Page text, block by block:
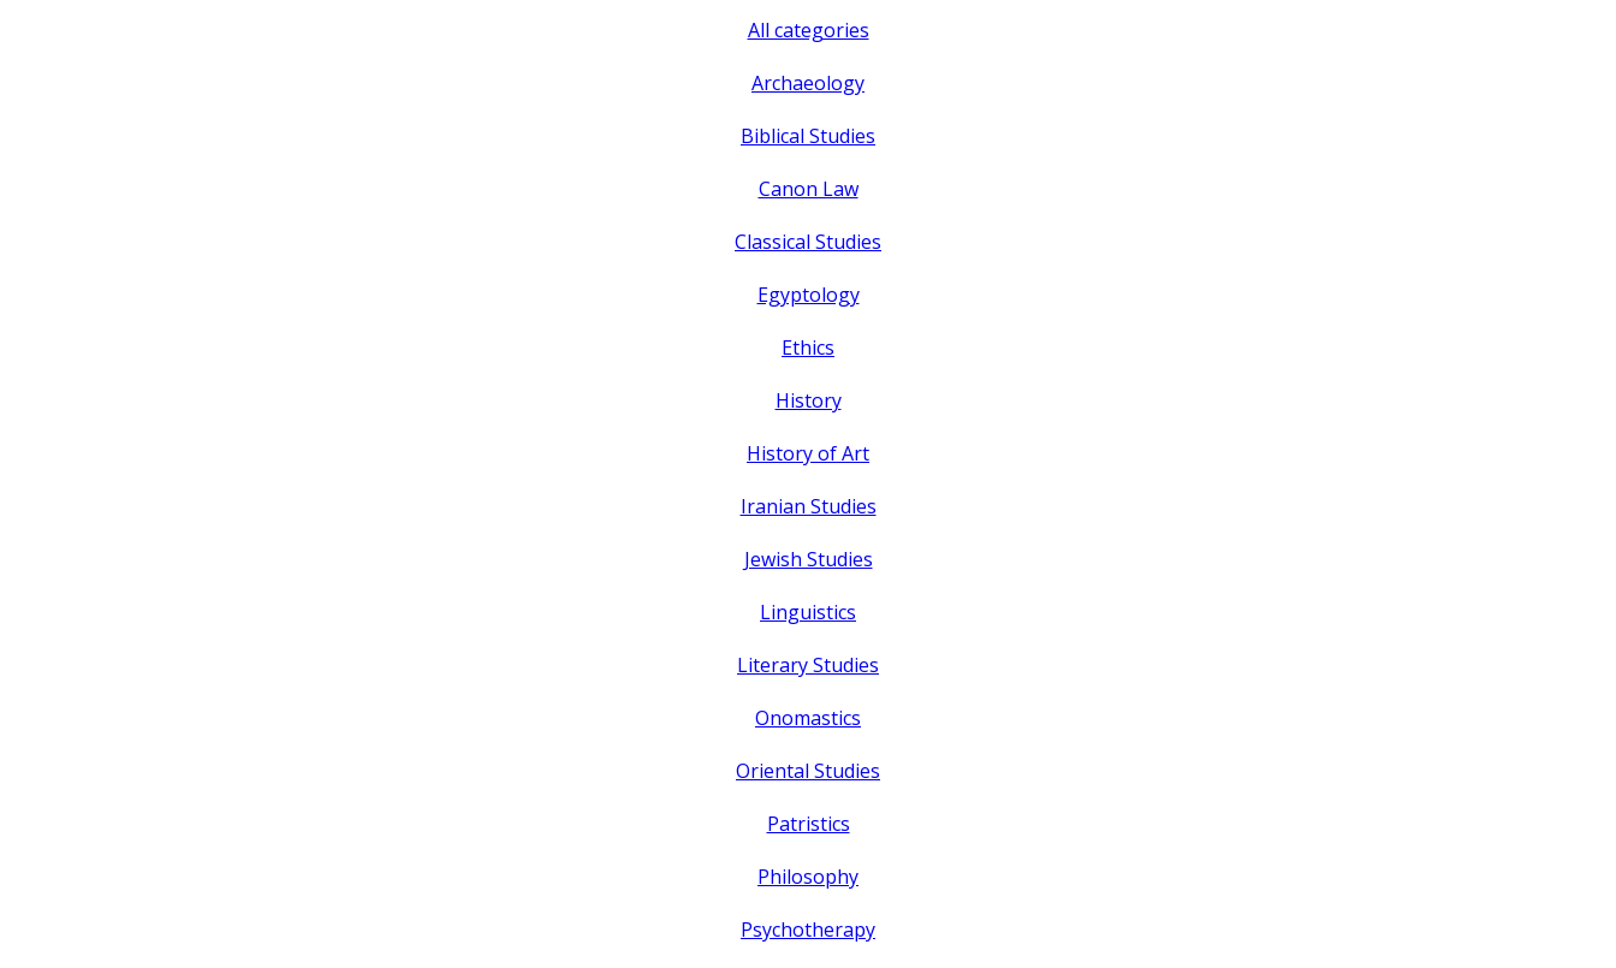
All categories
Archaeology
Biblical Studies
Canon Law
Classical Studies
Egyptology
Ethics
History
History of Art
Iranian Studies
Jewish Studies
Linguistics
Literary Studies
Onomastics
Oriental Studies
Patristics
Philosophy
Psychotherapy